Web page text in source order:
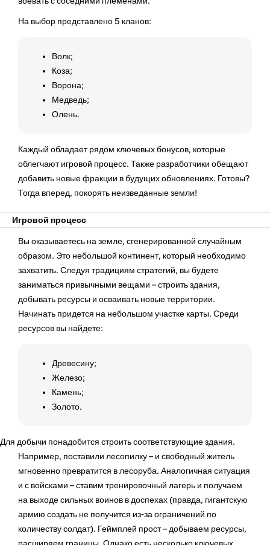
На выбор представлено 5 кланов:
Волк;
Коза;
Ворона;
Медведь;
Олень.
Каждый обладает рядом ключевых бонусов, которые
облегчают игровой процесс. Также разработчики обещают
добавить новые фракции в будущих обновлениях. Готовы?
Тогда вперед, покорять неизведанные земли!
Игровой процесс
Вы оказываетесь на земле, сгенерированной случайным
образом. Это небольшой континент, который необходимо
захватить. Следуя традициям стратегий, вы будете
заниматься привычными вещами – строить здания,
добывать ресурсы и осваивать новые территории.
Начинать придется на небольшом участке карты. Среди
ресурсов вы найдете:
Древесину;
Железо;
Камень;
Золото.
Для добычи понадобится строить соответствующие здания.
Например, поставили лесопилку – и свободный житель
мгновенно превратится в лесоруба. Аналогичная ситуация
и с войсками – ставим тренировочный лагерь и получаем
на выходе сильных воинов в доспехах (правда, гигантскую
армию создать не получится из-за ограничений по
количеству солдат). Геймплей прост – добываем ресурсы,